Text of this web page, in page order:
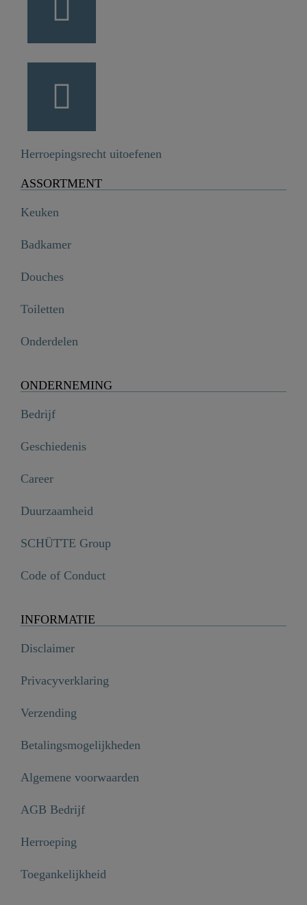
Herroepingsrecht uitoefenen
ASSORTMENT
Keuken
Badkamer
Douches
Toiletten
Onderdelen
ONDERNEMING
Bedrijf
Geschiedenis
Career
Duurzaamheid
SCHÜTTE Group
Code of Conduct
INFORMATIE
Disclaimer
Privacyverklaring
Verzending
Betalingsmogelijkheden
Algemene voorwaarden
AGB Bedrijf
Herroeping
Toegankelijkheid